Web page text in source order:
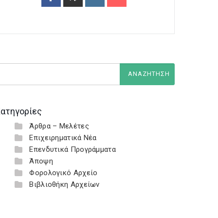
Άρθρα – Μελέτες
Επιχειρηματικά Νέα
Επενδυτικά Προγράμματα
Άποψη
Φορολογικό Αρχείο
Βιβλιοθήκη Αρχείων